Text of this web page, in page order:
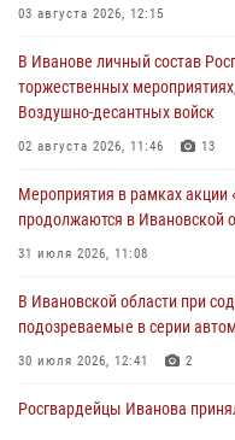
03 августа 2026, 12:15
В Иванове личный состав
торжественных
Воздушно-десантных войск
02 августа 2026, 11:46 13
Мероприятия в рамках акции
продолжаются в Ивановской
31 июля 2026, 11:08
В Ивановской области при
подозреваемые в серии
30 июля 2026, 12:41 2
Росгвардейцы Иванова